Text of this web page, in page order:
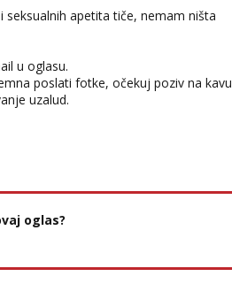
apetita tiče, nemam ništa
u oglasu.
poslati fotke, očekuj poziv na kavu
uzalud.
oglas?